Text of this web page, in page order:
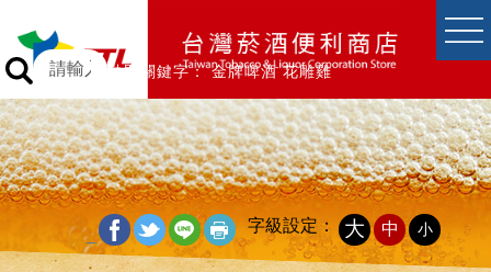
熱門關鍵字： 金牌啤酒 花雕雞
_
字級設定： 大 中 小